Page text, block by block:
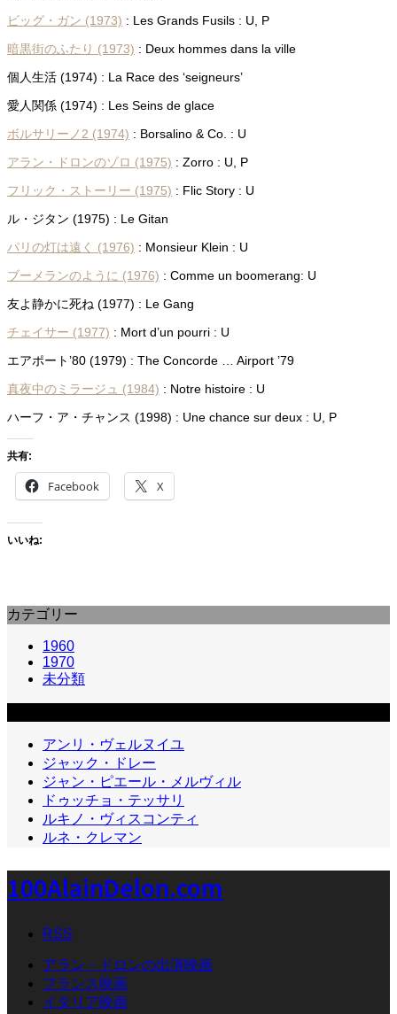
ビッグ・ガン (1973) : Les Grands Fusils : U, P
暗黒街のふたり (1973) : Deux hommes dans la ville
個人生活 (1974) : La Race des ‘seigneurs’
愛人関係 (1974) : Les Seins de glace
ボルサリーノ2 (1974) : Borsalino & Co. : U
アラン・ドロンのゾロ (1975) : Zorro : U, P
フリック・ストーリー (1975) : Flic Story : U
ル・ジタン (1975) : Le Gitan
パリの灯は遠く (1976) : Monsieur Klein : U
ブーメランのように (1976) : Comme un boomerang: U
友よ静かに死ね (1977) : Le Gang
チェイサー (1977) : Mort d’un pourri : U
エアポート’80 (1979) : The Concorde … Airport ’79
真夜中のミラージュ (1984) : Notre histoire : U
ハーフ・ア・チャンス (1998) : Une chance sur deux : U, P
共有:
Facebook X
いいね:
カテゴリー
1960
1970
未分類
アンリ・ヴェルヌイユ
ジャック・ドレー
ジャン・ピエール・メルヴィル
ドゥッチョ・テッサリ
ルキノ・ヴィスコンティ
ルネ・クレマン
100AlainDelon.com
RSS
アラン・ドロンの出演映画
フランス映画
イタリア映画